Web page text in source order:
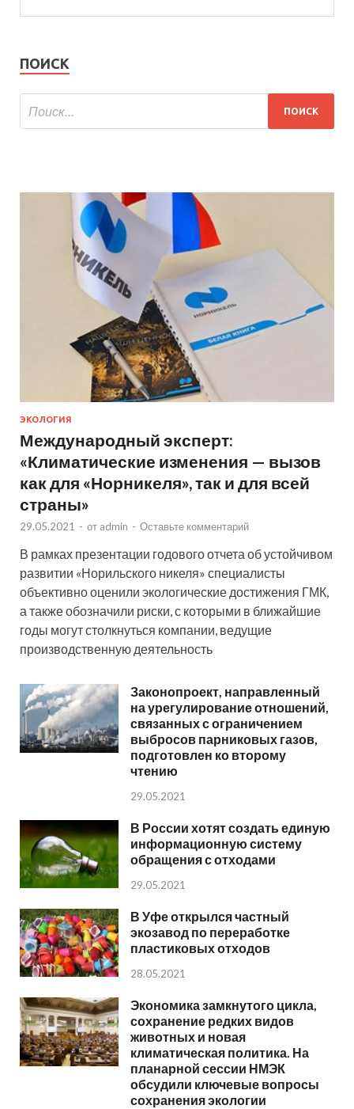
ПОИСК
ЭКОЛОГИЯ
Международный эксперт:
«Климатические изменения — вызов
как для «Норникеля», так и для всей
страны»
29.05.2021 - от admin - Оставьте комментарий
В рамках презентации годового отчета об устойчивом
развитии «Норильского никеля» специалисты
объективно оценили экологические достижения ГМК,
а также обозначили риски, с которыми в ближайшие
годы могут столкнуться компании, ведущие
производственную деятельность
Законопроект, направленный
на урегулирование отношений,
связанных с ограничением
выбросов парниковых газов,
подготовлен ко второму
чтению
29.05.2021
В России хотят создать единую
информационную систему
обращения с отходами
29.05.2021
В Уфе открылся частный
экозавод по переработке
пластиковых отходов
28.05.2021
Экономика замкнутого цикла,
сохранение редких видов
животных и новая
климатическая политика. На
планарной сессии НМЭК
обсудили ключевые вопросы
сохранения экологии